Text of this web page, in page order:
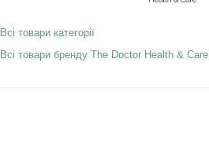
Всі товари категорії
Всі товари бренду The Doctor Health & Care